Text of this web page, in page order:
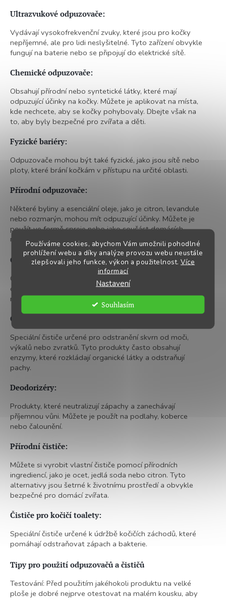
Používáme cookies, abychom Vám umožnili pohodlné
prohlížení webu a díky analýze provozu webu neustále
zlepšovali jeho funkce, výkon a použitelnost. Více
informací
Nastavení
Souhlasím
k
y
v
ý
s
u
Ultrazvukové odpuzovače:
Vydávají vysokofrekvenční zvuky, které jsou pro kočky
nepříjemné, ale pro lidi neslyšitelné. Tyto zařízení obvykle
fungují na baterie nebo se připojují do elektrické sítě.
Chemické odpuzovače:
Obsahují přírodní nebo syntetické látky, které mají
odpuzující účinky na kočky. Můžete je aplikovat na místa,
kde nechcete, aby se kočky pohybovaly. Dbejte však na
to, aby byly bezpečné pro zvířata a děti.
Fyzické bariéry:
Odpuzovače mohou být také fyzické, jako jsou sítě nebo
ploty, které brání kočkám v přístupu na určité oblasti.
Přírodní odpuzovače:
Některé byliny a esenciální oleje, jako je citron, levandule
nebo rozmarýn, mohou mít odpuzující účinky. Můžete je
použít ve formě spreje nebo jako součást domácích
receptů.
Čističe
Čističe jsou důležité pro udržení čistoty a hygieny v
domácnosti, zejména pokud máte kočky. Zde jsou
některé typy čističů, které můžete zvážit:
Čističe skvrn:
Speciální čističe určené pro odstranění skvrn od moči,
výkalů nebo zvratků. Tyto produkty často obsahují
enzymy, které rozkládají organické látky a odstraňují
pachy.
Deodorizéry:
Produkty, které neutralizují zápachy a zanechávají
příjemnou vůni. Můžete je použít na podlahy, koberce
nebo čalounění.
Přírodní čističe:
Můžete si vyrobit vlastní čističe pomocí přírodních
ingrediencí, jako je ocet, jedlá soda nebo citron. Tyto
alternativy jsou šetrné k životnímu prostředí a obvykle
bezpečné pro domácí zvířata.
Čističe pro kočičí toalety:
Speciální čističe určené k údržbě kočičích záchodů, které
pomáhají odstraňovat zápach a bakterie.
Tipy pro použití odpuzovačů a čističů
Testování: Před použitím jakéhokoli produktu na velké
ploše je dobré nejprve otestovat na malém kousku, aby